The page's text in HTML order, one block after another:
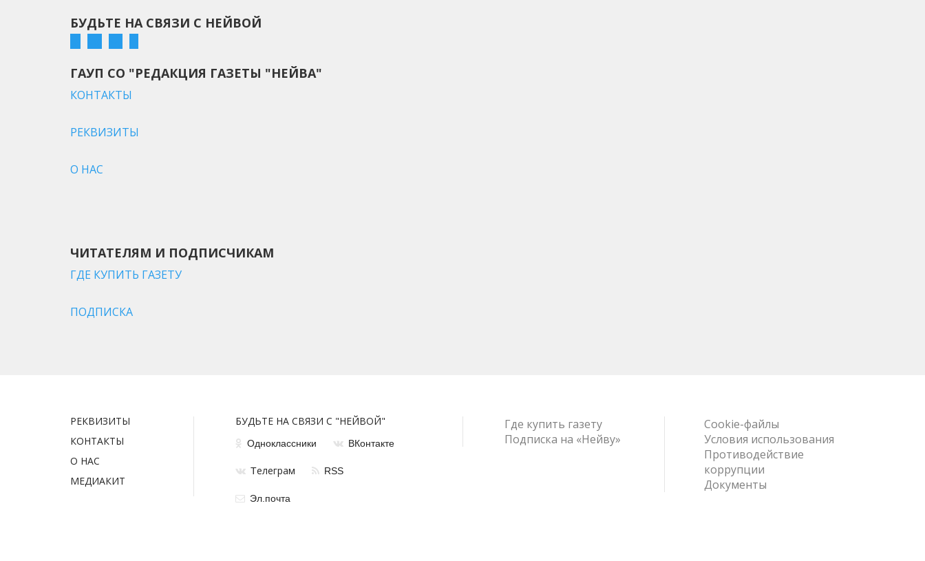
БУДЬТЕ НА СВЯЗИ С НЕЙВОЙ
ГАУП СО "РЕДАКЦИЯ ГАЗЕТЫ "НЕЙВА"
КОНТАКТЫ
РЕКВИЗИТЫ
О НАС
ЧИТАТЕЛЯМ И ПОДПИСЧИКАМ
ГДЕ КУПИТЬ ГАЗЕТУ
ПОДПИСКА
РЕКВИЗИТЫ
КОНТАКТЫ
О НАС
МЕДИАКИТ
БУДЬТЕ НА СВЯЗИ С "НЕЙВОЙ"
Одноклассники ВКонтакте
Телеграм RSS
Эл.почта
Где купить газету
Подписка на «Нейву»
Cookie-файлы
Условия использования
Противодействие
коррупции
Документы